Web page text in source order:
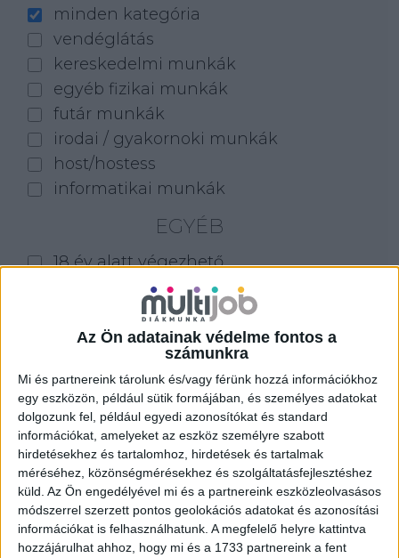
Az Ön adatainak védelme fontos a
számunkra
Mi és partnereink tárolunk és/vagy férünk hozzá információkhoz
egy eszközön, például sütik formájában, és személyes adatokat
dolgozunk fel, például egyedi azonosítókat és standard
információkat, amelyeket az eszköz személyre szabott
hirdetésekhez és tartalomhoz, hirdetések és tartalmak
méréséhez, közönségmérésekhez és szolgáltatásfejlesztéshez
küld. Az Ön engedélyével mi és a partnereink eszközleolvasásos
módszerrel szerzett pontos geolokációs adatokat és azonosítási
információkat is felhasználhatunk. A megfelelő helyre kattintva
hozzájárulhat ahhoz, hogy mi és a 1733 partnereink a fent
minden kategória
vendéglátás
kereskedelmi munkák
egyéb fizikai munkák
futár munkák
irodai / gyakornoki munkák
host/hostess
informatikai munkák
EGYÉB
18 év alatt végezhető
for foreigners (külföldieknek)
homeoffice
Szűrés